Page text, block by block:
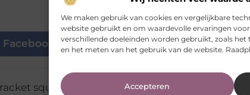
We maken gebruik van cookies en vergelijkbare
website gebruikt en om waardevolle ervaringen
verschillende doeleinden worden gebruikt, zoals
en het meten van het gebruik van de website.
Accepteren
Facebook Pinterest
racket squash squash racket,www.qss-squash.nl